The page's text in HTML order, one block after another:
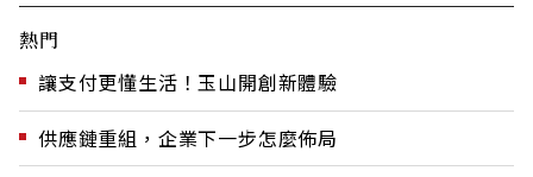
熱門
讓支付更懂生活！玉山開創新體驗
供應鏈重組，企業下一步怎麼佈局